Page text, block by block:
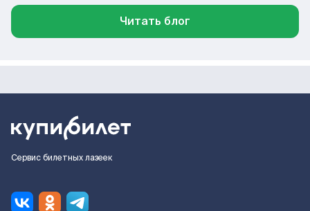
Читать блог
Сервис билетных лазеек